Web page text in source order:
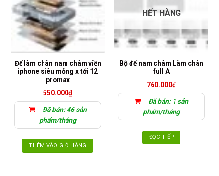
Đế làm chân nam châm viền
iphone siêu mỏng x tới 12
promax
550.000₫
Đã bán: 46 sản
phẩm/tháng
THÊM VÀO GIỎ HÀNG
HẾT HÀNG
Bộ đế nam châm Làm chân
full A
760.000₫
Đã bán: 1 sản
phẩm/tháng
ĐỌC TIẾP